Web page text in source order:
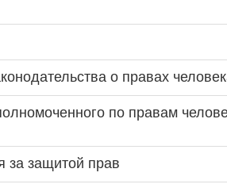
о правах
по правам
за защитой прав